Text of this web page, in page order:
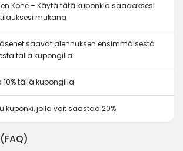
Kone – Käytä tätä kuponkia saadaksesi
mukana
saavat alennuksen ensimmäisestä
tällä kupongilla
tällä kupongilla
kuponki, jolla voit säästää 20%